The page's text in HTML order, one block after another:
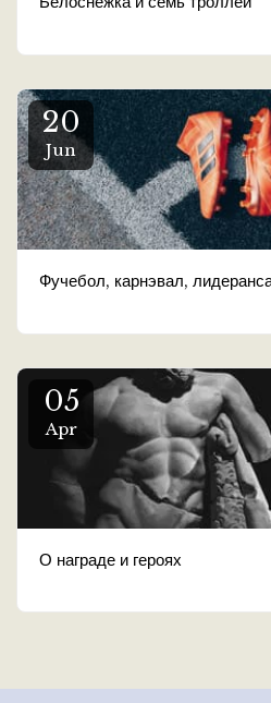
20
Jun
Фучебол, карнэвал,
05
Apr
О награде и героях